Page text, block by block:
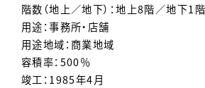
階数（地上／地下）：地上8階／地下1階
用途：事務所・店舗
用途地域：商業地域
容積率：500％
竣工：1985年4月